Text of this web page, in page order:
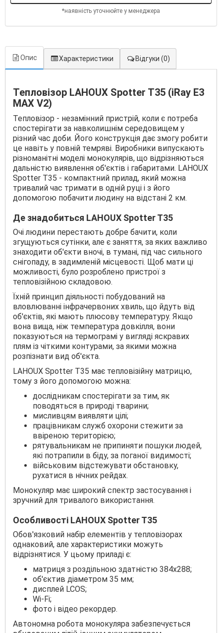
*наявність уточнюйте у менеджера
Опис Характеристики Відгуки (0)
Тепловізор LAHOUX Spotter T35 (iRay E3
MAX V2)
Тепловізор - незамінний пристрій, коли є потреба
спостерігати за навколишнім середовищем у
різний час доби. Його конструкція дає змогу робити
це навіть у повній темряві. Виробники випускають
різноманітні моделі монокулярів, що відрізняються
дальністю виявлення об'єктів і габаритами. LAHOUX
Spotter T35 - компактний прилад, який можна
тривалий час тримати в одній руці і з його
допомогою побачити людину на відстані 2 км.
Де знадобиться LAHOUX Spotter T35
Очі людини перестають добре бачити, коли
згущуються сутінки, але є заняття, за яких важливо
знаходити об'єкти вночі, в тумані, під час сильного
снігопаду, в задимленій місцевості. Щоб мати ці
можливості, було розроблено пристрої з
тепловізійною складовою.
Їхній принцип діяльності побудований на
вловлюванні інфрачервоних хвиль, що йдуть від
об'єктів, які мають плюсову температуру. Якщо
вона вища, ніж температура довкілля, вони
показуються на термограмі у вигляді яскравих
плям із чіткими контурами, за якими можна
розпізнати вид об'єкта.
LAHOUX Spotter T35 має тепловізійну матрицю,
тому з його допомогою можна:
дослідникам спостерігати за тим, як
поводяться в природі тварини;
мисливцям виявляти цілі;
працівникам служб охорони стежити за
ввіреною територією;
рятувальникам не припиняти пошуки людей,
які потрапили в біду, за поганої видимості;
військовим відстежувати обстановку,
рухатися в нічних рейдах.
Монокуляр має широкий спектр застосування і
зручний для тривалого використання.
Особливості LAHOUX Spotter T35
Обов'язковий набір елементів у тепловізорах
однаковий, але характеристики можуть
відрізнятися. У цьому приладі є:
матриця з роздільною здатністю 384x288;
об'єктив діаметром 35 мм;
дисплей LCOS;
Wi-Fi;
фото і відео рекордер.
Автономна робота монокуляра забезпечується